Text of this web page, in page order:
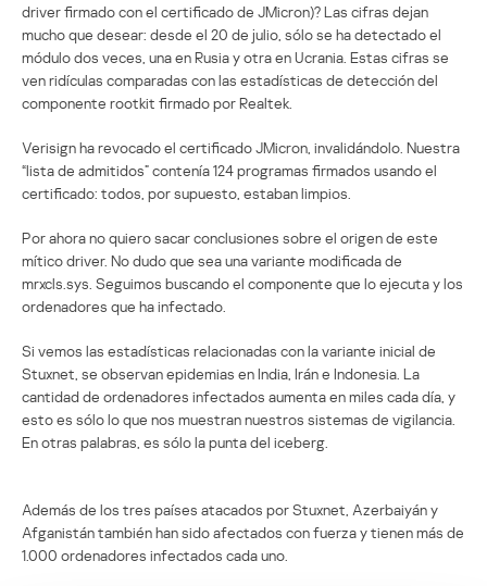
driver firmado con el certificado de JMicron)? Las cifras dejan
mucho que desear: desde el 20 de julio, sólo se ha detectado el
módulo dos veces, una en Rusia y otra en Ucrania. Estas cifras se
ven ridículas comparadas con las estadísticas de detección del
componente rootkit firmado por Realtek.
Verisign ha revocado el certificado JMicron, invalidándolo. Nuestra
“lista de admitidos” contenía 124 programas firmados usando el
certificado: todos, por supuesto, estaban limpios.
Por ahora no quiero sacar conclusiones sobre el origen de este
mítico driver. No dudo que sea una variante modificada de
mrxcls.sys. Seguimos buscando el componente que lo ejecuta y los
ordenadores que ha infectado.
Si vemos las estadísticas relacionadas con la variante inicial de
Stuxnet, se observan epidemias en India, Irán e Indonesia. La
cantidad de ordenadores infectados aumenta en miles cada día, y
esto es sólo lo que nos muestran nuestros sistemas de vigilancia.
En otras palabras, es sólo la punta del iceberg.
Además de los tres países atacados por Stuxnet, Azerbaiyán y
Afganistán también han sido afectados con fuerza y tienen más de
1.000 ordenadores infectados cada uno.